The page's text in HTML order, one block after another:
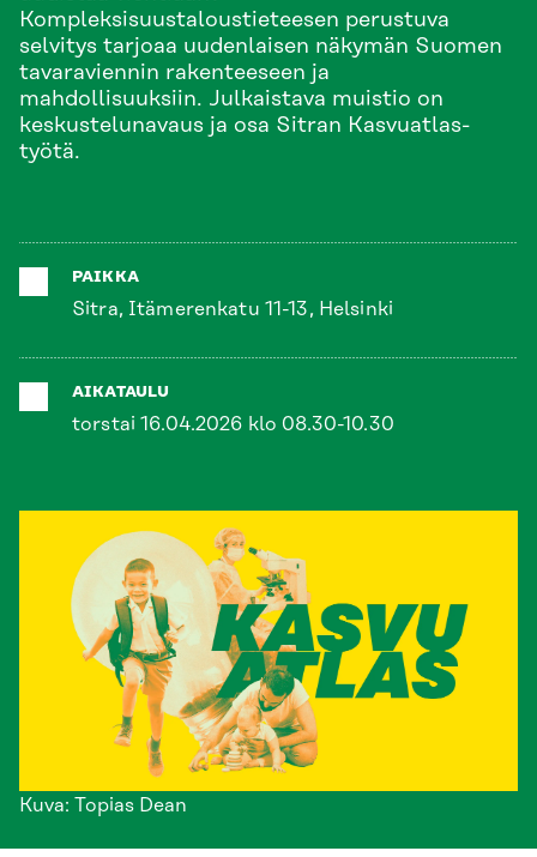
Kompleksisuustaloustieteesen perustuva
selvitys tarjoaa uudenlaisen näkymän Suomen
tavaraviennin rakenteeseen ja
mahdollisuuksiin. Julkaistava muistio on
keskustelunavaus ja osa Sitran Kasvuatlas-
työtä.
PAIKKA
Sitra, Itämerenkatu 11-13, Helsinki
AIKATAULU
torstai 16.04.2026 klo 08.30-10.30
Kuva: Topias Dean